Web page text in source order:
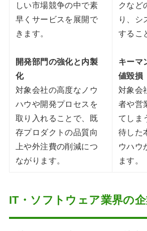
しい市場競争の中で素
早くサービスを展開で
きます。
開発部門の強化と内製
化
対象会社の高度なノウ
ハウや開発プロセスを
取り入れることで、既
存プロダクトの品質向
上や外注費の削減につ
ながります。
クなど
り、シ
するこ
キーマ
値毀損
対象会
者や営
てしま
待した
ウハウ
ます。
IT・ソフトウェア業界の